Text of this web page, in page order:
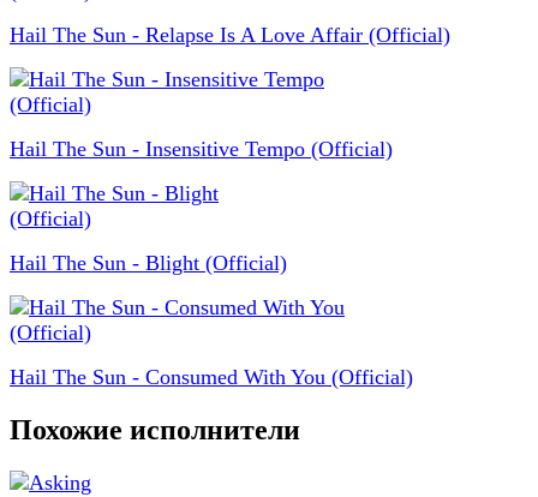
Hail The Sun - Relapse Is A Love Affair (Official)
Hail The Sun - Insensitive Tempo (Official)
Hail The Sun - Blight (Official)
Hail The Sun - Consumed With You (Official)
Похожие исполнители